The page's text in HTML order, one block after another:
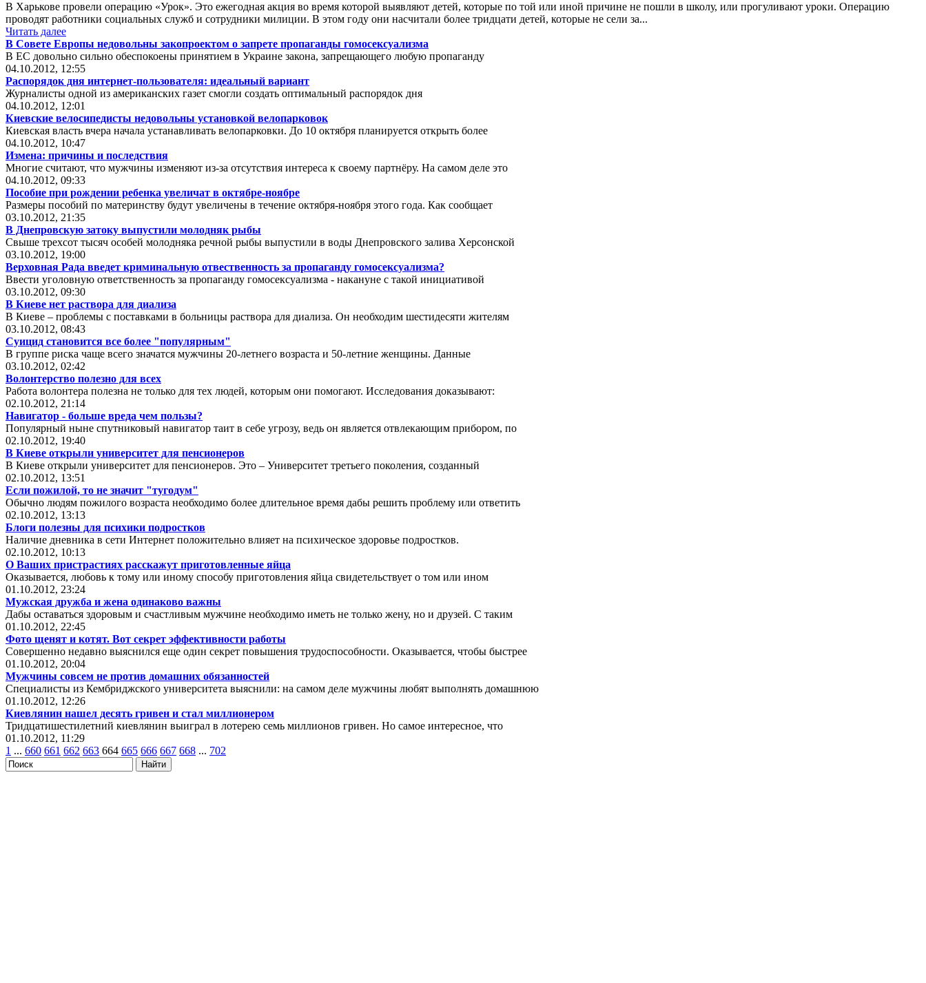
В Харькове провели операцию «Урок». Это ежегодная акция во время которой выявляют детей, которые по той или иной причине не пошли в школу, или прогуливают уроки. Операцию
проводят работники социальных служб и сотрудники милиции. В этом году они насчитали более тридцати детей, которые не сели за...
Читать далее
В Совете Европы недовольны закопроектом о запрете пропаганды гомосексуализма
В ЕС довольно сильно обеспокоены принятием в Украине закона, запрещающего любую пропаганду
04.10.2012, 12:55
Распорядок дня интернет-пользователя: идеальный вариант
Журналисты одной из американских газет смогли создать оптимальный распорядок дня
04.10.2012, 12:01
Киевские велосипедисты недовольны установкой велопарковок
Киевская власть вчера начала устанавливать велопарковки. До 10 октября планируется открыть более
04.10.2012, 10:47
Измена: причины и последствия
Многие считают, что мужчины изменяют из-за отсутствия интереса к своему партнёру. На самом деле это
04.10.2012, 09:33
Пособие при рождении ребенка увеличат в октябре-ноябре
Размеры пособий по материнству будут увеличены в течение октября-ноября этого года. Как сообщает
03.10.2012, 21:35
В Днепровскую затоку выпустили молодняк рыбы
Свыше трехсот тысяч особей молодняка речной рыбы выпустили в воды Днепровского залива Херсонской
03.10.2012, 19:00
Верховная Рада введет криминальную отвественность за пропаганду гомосексуализма?
Ввести уголовную ответственность за пропаганду гомосексуализма - накануне с такой инициативой
03.10.2012, 09:30
В Киеве нет раствора для диализа
В Киеве – проблемы с поставками в больницы раствора для диализа. Он необходим шестидесяти жителям
03.10.2012, 08:43
Суицид становится все более "популярным"
В группе риска чаще всего значатся мужчины 20-летнего возраста и 50-летние женщины. Данные
03.10.2012, 02:42
Волонтерство полезно для всех
Работа волонтера полезна не только для тех людей, которым они помогают. Исследования доказывают:
02.10.2012, 21:14
Навигатор - больше вреда чем пользы?
Популярный ныне спутниковый навигатор таит в себе угрозу, ведь он является отвлекающим прибором, по
02.10.2012, 19:40
В Киеве открыли университет для пенсионеров
В Киеве открыли университет для пенсионеров. Это – Университет третьего поколения, созданный
02.10.2012, 13:51
Если пожилой, то не значит "тугодум"
Обычно людям пожилого возраста необходимо более длительное время дабы решить проблему или ответить
02.10.2012, 13:13
Блоги полезны для психики подростков
Наличие дневника в сети Интернет положительно влияет на психическое здоровье подростков.
02.10.2012, 10:13
О Ваших пристрастиях расскажут приготовленные яйца
Оказывается, любовь к тому или иному способу приготовления яйца свидетельствует о том или ином
01.10.2012, 23:24
Мужская дружба и жена одинаково важны
Дабы оставаться здоровым и счастливым мужчине необходимо иметь не только жену, но и друзей. С таким
01.10.2012, 22:45
Фото щенят и котят. Вот секрет эффективности работы
Совершенно недавно выяснился еще один секрет повышения трудоспособности. Оказывается, чтобы быстрее
01.10.2012, 20:04
Мужчины совсем не против домашних обязанностей
Специалисты из Кембриджского университета выяснили: на самом деле мужчины любят выполнять домашнюю
01.10.2012, 12:26
Киевлянин нашел десять гривен и стал миллионером
Тридцатишестилетний киевлянин выиграл в лотерею семь миллионов гривен. Но самое интересное, что
01.10.2012, 11:29
1 ... 660 661 662 663 664 665 666 667 668 ... 702